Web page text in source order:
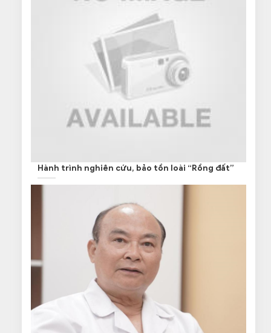
Hành trình nghiên cứu, bảo tồn loài “Rồng đất”